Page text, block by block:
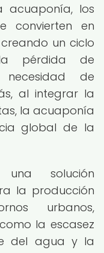
acuaponía, los
convierten en
un ciclo
pérdida de
de
al integrar la
la acuaponía
global de la
solución
la producción
urbanos,
la escasez
del agua y la